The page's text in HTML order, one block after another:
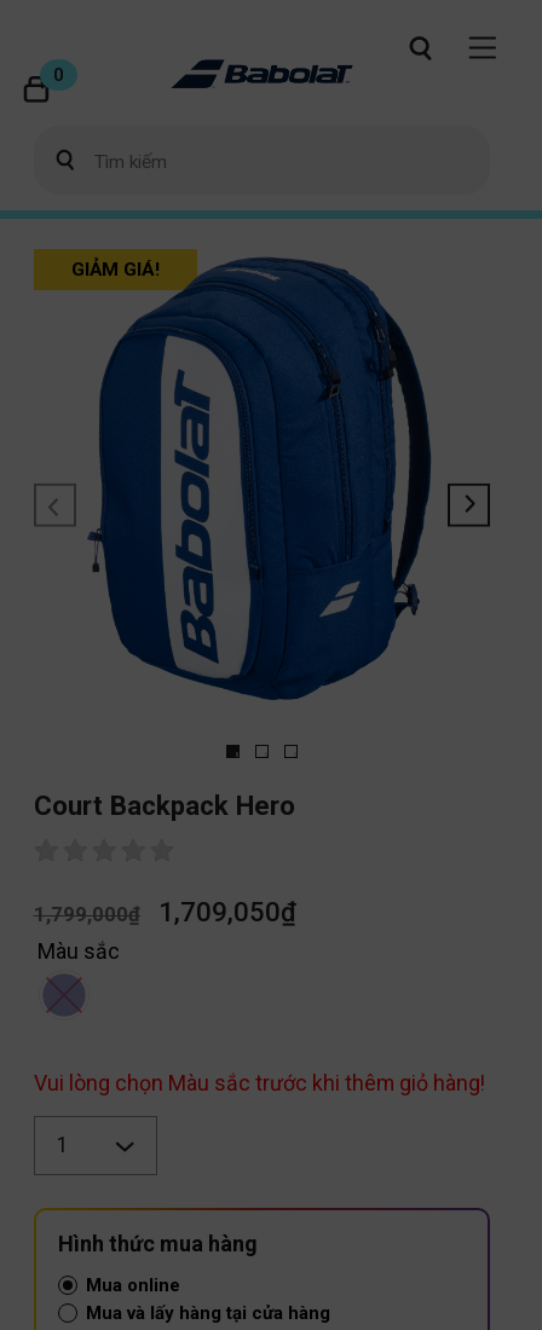
0
GIẢM GIÁ!
Court Backpack Hero
1,799,000₫ 1,709,050₫
Màu sắc
Vui lòng chọn Màu sắc trước khi thêm giỏ hàng!
lượng
Hình thức mua hàng
Mua online
Mua và lấy hàng tại cửa hàng